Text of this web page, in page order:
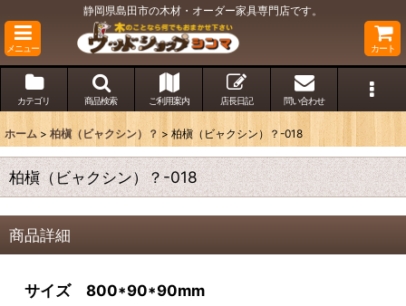
静岡県島田市の木材・オーダー家具専門店です。
メニュー カート
カテゴリ 商品検索 ご利用案内 店長日記 問い合わせ
ホーム > 柏槇（ビャクシン）？ > 柏槇（ビャクシン）？-018
柏槇（ビャクシン）？-018
商品詳細
サイズ 800*90*90mm